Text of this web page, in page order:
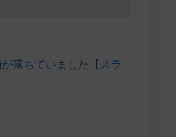
落ちていました【スラ